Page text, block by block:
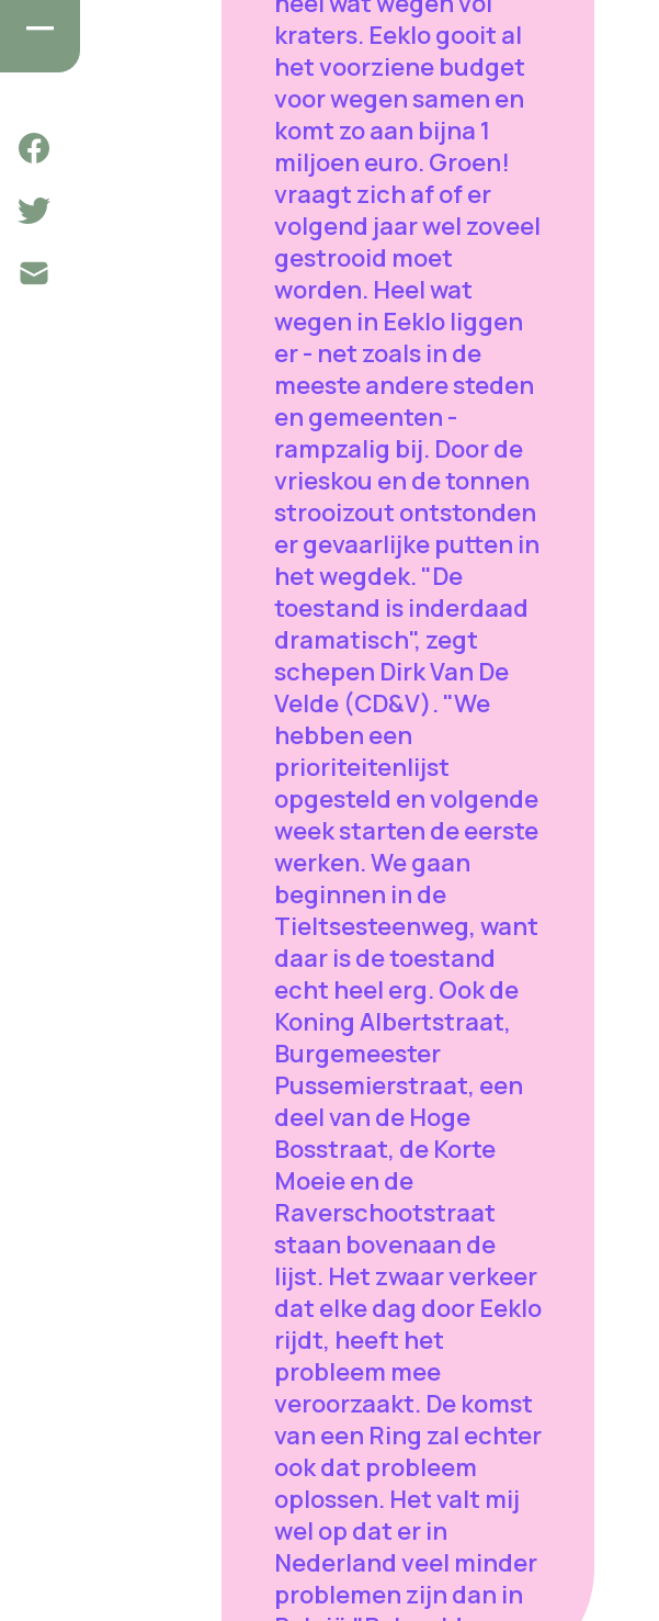
kraters. Eeklo gooit al
het voorziene budget
voor wegen samen en
komt zo aan bijna 1
miljoen euro. Groen!
vraagt zich af of er
volgend jaar wel zoveel
gestrooid moet
worden. Heel wat
wegen in Eeklo liggen
er - net zoals in de
meeste andere steden
en gemeenten -
rampzalig bij. Door de
vrieskou en de tonnen
strooizout ontstonden
er gevaarlijke putten in
het wegdek. "De
toestand is inderdaad
dramatisch", zegt
schepen Dirk Van De
Velde (CD&V). "We
hebben een
prioriteitenlijst
opgesteld en volgende
week starten de eerste
werken. We gaan
beginnen in de
Tieltsesteenweg, want
daar is de toestand
echt heel erg. Ook de
Koning Albertstraat,
Burgemeester
Pussemierstraat, een
deel van de Hoge
Bosstraat, de Korte
Moeie en de
Raverschootstraat
staan bovenaan de
lijst. Het zwaar verkeer
dat elke dag door Eeklo
rijdt, heeft het
probleem mee
veroorzaakt. De komst
van een Ring zal echter
ook dat probleem
oplossen. Het valt mij
wel op dat er in
Nederland veel minder
problemen zijn dan in